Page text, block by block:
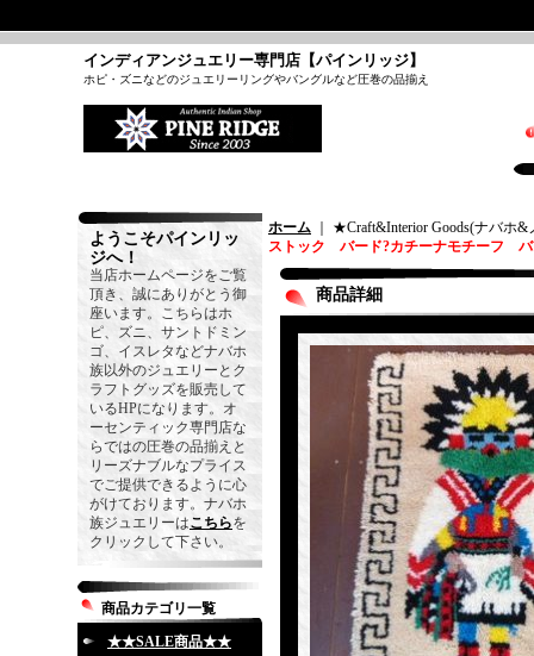
インディアンジュエリー専門店【パインリッジ】
ホピ・ズニなどのジュエリーリングやバングルなど圧巻の品揃え
ようこそパインリッ
ジへ！
当店ホームページをご覧
頂き、誠にありがとう御
座います。こちらはホ
ピ、ズニ、サントドミン
ゴ、イスレタなどナバホ
族以外のジュエリーとク
ラフトグッズを販売して
いるHPになります。オ
ーセンティック専門店な
らではの圧巻の品揃えと
リーズナブルなプライス
でご提供できるように心
がけております。ナバホ
族ジュエリーはこちらを
クリックして下さい。
商品カテゴリ一覧
★★SALE商品★★
ホーム ｜ ★Craft&Interior Goods(ナバホ
ストック バード?カチーナモチーフ バ
商品詳細